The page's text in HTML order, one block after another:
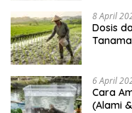
8 April
Dosis
6 April
Cara
(Alami